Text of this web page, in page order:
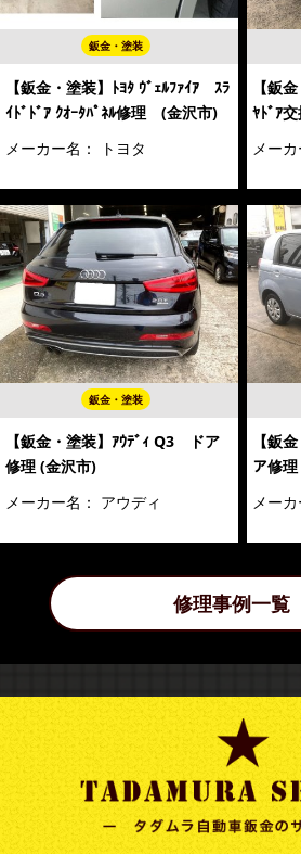
鈑金・塗装
【鈑金・塗装】ﾄﾖﾀ ｳﾞｪﾙﾌｧｲｱ ｽﾗ
ｲﾄﾞﾄﾞｱ ｸｵｰﾀﾊﾟﾈﾙ修理 (金沢市)
メーカー名：
トヨタ
【鈑
ﾔﾄﾞｱ
メーカ
鈑金・塗装
【鈑金・塗装】ｱｳﾃﾞｨ Q3 ドア
修理 (金沢市)
メーカー名： アウディ
【鈑
ア修
メーカ
修理事例一覧